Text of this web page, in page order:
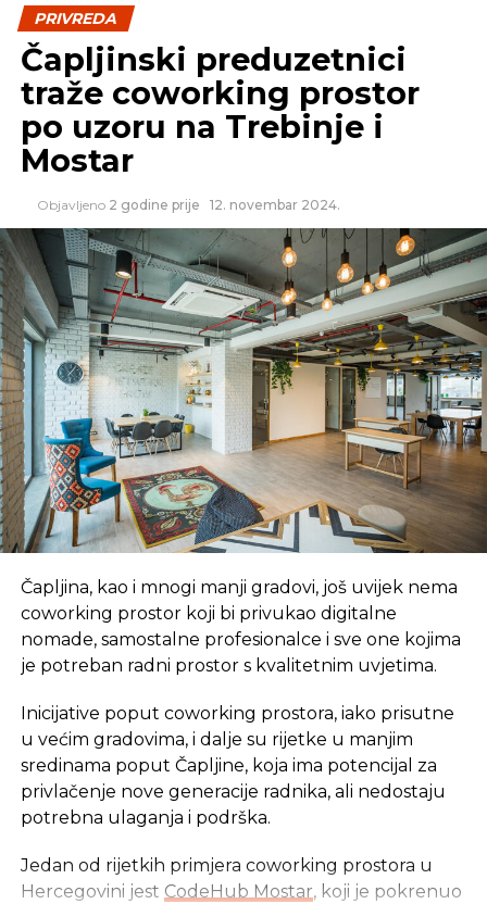
PRIVREDA
Čapljinski preduzetnici
traže coworking prostor
po uzoru na Trebinje i
Mostar
Objavljeno 2 godine prije 12. novembar 2024.
Čapljina, kao i mnogi manji gradovi, još uvijek nema
coworking prostor koji bi privukao digitalne
nomade, samostalne profesionalce i sve one kojima
je potreban radni prostor s kvalitetnim uvjetima.
Inicijative poput coworking prostora, iako prisutne
u većim gradovima, i dalje su rijetke u manjim
sredinama poput Čapljine, koja ima potencijal za
privlačenje nove generacije radnika, ali nedostaju
potrebna ulaganja i podrška.
Jedan od rijetkih primjera coworking prostora u
Hercegovini jest CodeHub Mostar, koji je pokrenuo